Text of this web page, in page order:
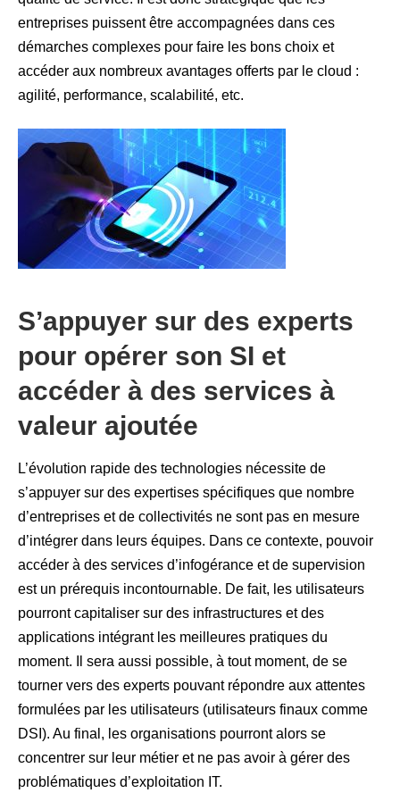
entreprises puissent être accompagnées dans ces
démarches complexes pour faire les bons choix et
accéder aux nombreux avantages offerts par le cloud :
agilité, performance, scalabilité, etc.
S’appuyer sur des experts
pour opérer son SI et
accéder à des services à
valeur ajoutée
L’évolution rapide des technologies nécessite de
s’appuyer sur des expertises spécifiques que nombre
d’entreprises et de collectivités ne sont pas en mesure
d’intégrer dans leurs équipes. Dans ce contexte, pouvoir
accéder à des services d’infogérance et de supervision
est un prérequis incontournable. De fait, les utilisateurs
pourront capitaliser sur des infrastructures et des
applications intégrant les meilleures pratiques du
moment. Il sera aussi possible, à tout moment, de se
tourner vers des experts pouvant répondre aux attentes
formulées par les utilisateurs (utilisateurs finaux comme
DSI). Au final, les organisations pourront alors se
concentrer sur leur métier et ne pas avoir à gérer des
problématiques d’exploitation IT.